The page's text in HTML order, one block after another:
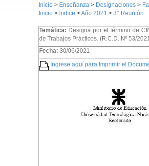
Inicio> Enseñanza > Designaciones >
Inicio> Indice >Año 2021 > 3° Reunión
Temática: Designa por el término de
de Trabajos Prácticos. (R.C.D. Nº 53/
Fecha: 30/06/2021
Ingrese aquí para Imprimir el